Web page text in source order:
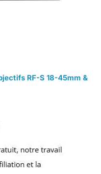
RF-S 18-45mm &